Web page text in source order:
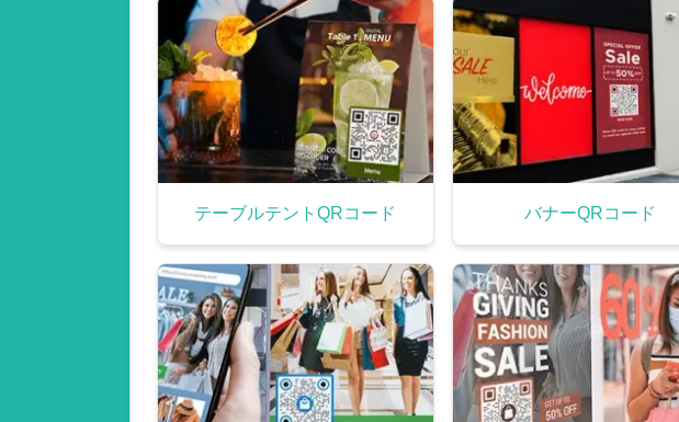
テーブルテントQRコード バナーQRコード